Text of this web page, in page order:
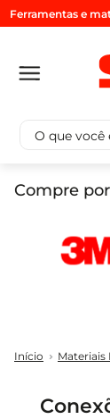
Ferramentas e
O que você
Compre
Materiais
tomada